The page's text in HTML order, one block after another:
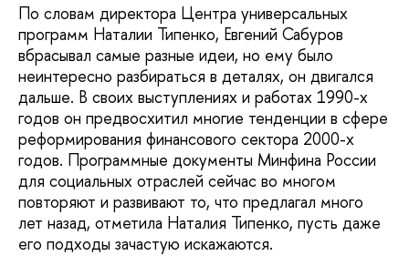
По словам директора Центра универсальных
программ Наталии Типенко, Евгений Сабуров
вбрасывал самые разные идеи, но ему было
неинтересно разбираться в деталях, он двигался
дальше. В своих выступлениях и работах 1990-х
годов он предвосхитил многие тенденции в сфере
реформирования финансового сектора 2000-х
годов. Программные документы Минфина России
для социальных отраслей сейчас во многом
повторяют и развивают то, что предлагал много
лет назад, отметила Наталия Типенко, пусть даже
его подходы зачастую искажаются.